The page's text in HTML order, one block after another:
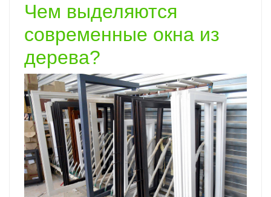
Чем выделяются
современные окна из
дерева?